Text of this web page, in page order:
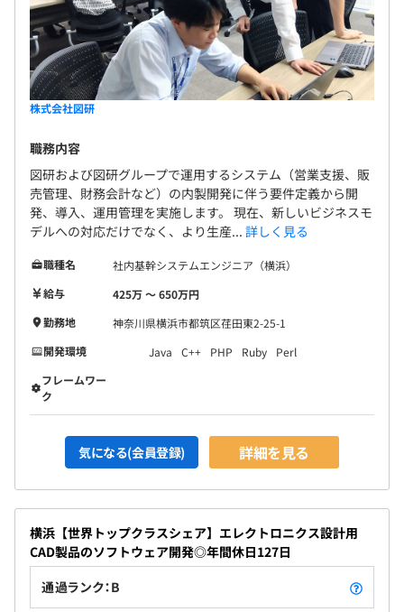
株式会社図研
職務内容
図研および図研グループで運用するシステム（営業支援、販
売管理、財務会計など）の内製開発に伴う要件定義から開
発、導入、運用管理を実施します。 現在、新しいビジネスモ
デルへの対応だけでなく、より生産... 詳しく見る
職種名
社内基幹システムエンジニア（横浜）
給与
425万 〜 650万円
勤務地
神奈川県横浜市都筑区荏田東2-25-1
開発環境
Java C++ PHP Ruby
Perl
フレームワー
ク
気になる(会員登録) 詳細を見る
横浜【世界トップクラスシェア】エレクトロニクス設計用
CAD製品のソフトウェア開発◎年間休日127日
通過ランク：B